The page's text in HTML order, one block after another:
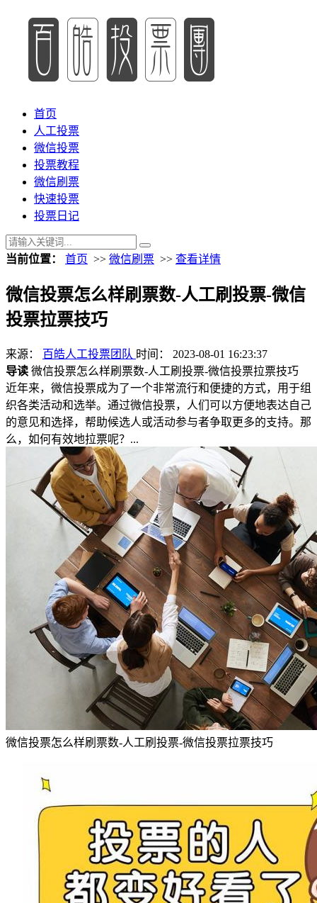
首页
人工投票
微信投票
投票教程
微信刷票
快速投票
投票日记
当前位置： 首页 >> 微信刷票 >> 查看详情
微信投票怎么样刷票数-人工刷投票-微信
投票拉票技巧
来源： 百皓人工投票团队 时间： 2023-08-01 16:23:37
导读 微信投票怎么样刷票数-人工刷投票-微信投票拉票技巧
近年来，微信投票成为了一个非常流行和便捷的方式，用于组
织各类活动和选举。通过微信投票，人们可以方便地表达自己
的意见和选择，帮助候选人或活动参与者争取更多的支持。那
么，如何有效地拉票呢？...
微信投票怎么样刷票数-人工刷投票-微信投票拉票技巧